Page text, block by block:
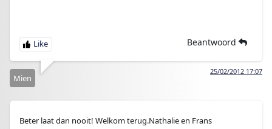
Beantwoord
25/02/2012 17:07
Mien
Beter laat dan nooit! Welkom terug.Nathalie en Frans